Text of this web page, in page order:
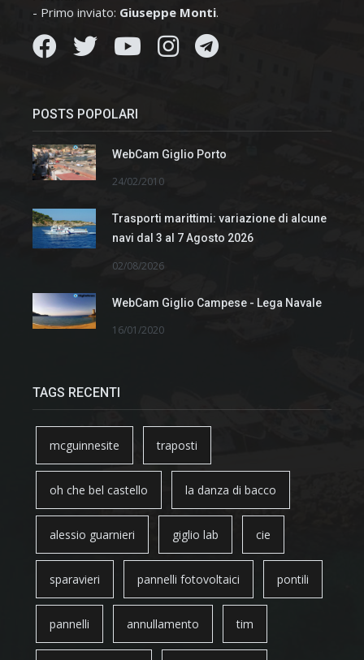
- Primo inviato: Giuseppe Monti.
POSTS POPOLARI
WebCam Giglio Porto
24/02/2010
Trasporti marittimi: variazione di alcune
navi dal 3 al 7 Agosto 2026
02/08/2026
WebCam Giglio Campese - Lega Navale
16/01/2020
TAGS RECENTI
mcguinnesite traposti
oh che bel castello la danza di bacco
alessio guarnieri giglio lab cie
sparavieri pannelli fotovoltaici pontili
pannelli annullamento tim